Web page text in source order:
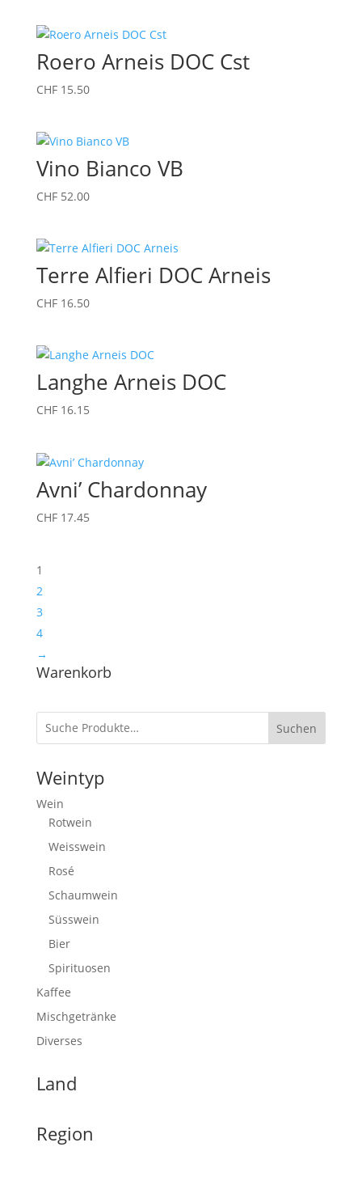
Roero Arneis DOC Cst
CHF15.50
Vino Bianco VB
CHF52.00
Terre Alfieri DOC Arneis
CHF16.50
Langhe Arneis DOC
CHF16.15
Avni’ Chardonnay
CHF17.45
1
2
3
4
→
Warenkorb
Suchen
Weintyp
Wein
Rotwein
Weisswein
Rosé
Schaumwein
Süsswein
Bier
Spirituosen
Kaffee
Mischgetränke
Diverses
Land
Region